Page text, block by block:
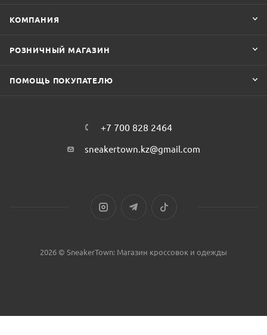
КОМПАНИЯ
РОЗНИЧНЫЙ МАГАЗИН
ПОМОЩЬ ПОКУПАТЕЛЮ
+7 700 828 2464
sneakertown.kz@gmail.com
2026 © SneakerTown: Магазин кроссовок и одежды